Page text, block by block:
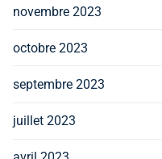
novembre 2023
octobre 2023
septembre 2023
juillet 2023